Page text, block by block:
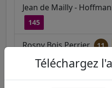
Jean de Mailly -
145
Rosny Bois Perrier 11
121
145 346 E
Téléchargez